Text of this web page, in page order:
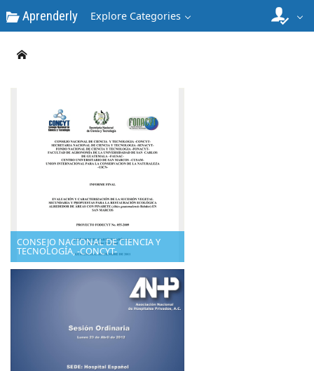
Aprenderly Explore Categories
CONSEJO NACIONAL DE CIENCIA Y
TECNOLOGÍA, -CONCYT-